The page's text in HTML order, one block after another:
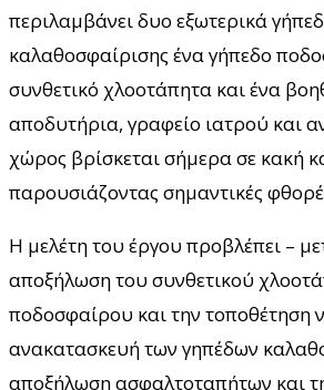
περιλαμβάνει δυο εξωτερικά
καλαθοσφαίρισης ένα γήπεδο
συνθετικό χλοοτάπητα και ένα
αποδυτήρια, γραφείο ιατρού και
χώρος βρίσκεται σήμερα σε κακή
παρουσιάζοντας σημαντικές
Η μελέτη του έργου προβλέπει –
αποξήλωση του συνθετικού
ποδοσφαίρου και την τοποθέτηση
ανακατασκευή των γηπέδων
αποξήλωση ασφαλτοταπήτων και